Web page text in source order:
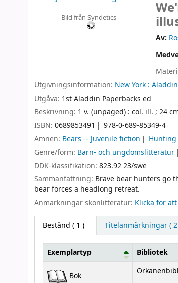
Bild från Syndetics
Av:
Utgivningsinformation: New York :
Utgåva: 1st Aladdin Paperbacks ed
Beskrivning: 1 v. (unpaged) : col. ill. ; 24
ISBN: 0689853491
978-0-689-85349-4
Ämnen: Bears -- Juvenile fiction Hunting
Genre/form: Barn- och ungdomslitteratur
DDK-klassifikation: 823.92 23/swe
Sammanfattning: Brave bear hunters go
bear forces a headlong retreat.
Anmärkningar skönlitteratur: Klicka för
Bestånd ( 1 ) Titelanmärkningar (
Bestånd
Exemplartyp Bibliotek
Bok